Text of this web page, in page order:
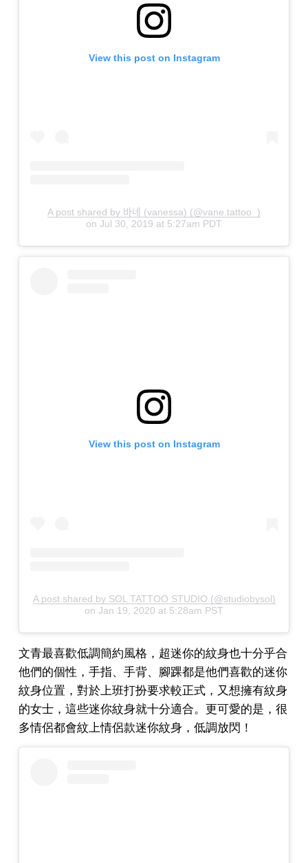
View this post on Instagram
A post shared by 바네 (vanessa) (@vane.tattoo_)
on Jul 30, 2019 at 5:27am PDT
View this post on Instagram
A post shared by SOL TATTOO STUDIO (@studiobysol)
on Jan 19, 2020 at 5:28am PST
文青最喜歡低調簡約風格，超迷你的紋身也十分乎合
他們的個性，手指、手背、腳踝都是他們喜歡的迷你
紋身位置，對於上班打扮要求較正式，又想擁有紋身
的女士，這些迷你紋身就十分適合。更可愛的是，很
多情侶都會紋上情侶款迷你紋身，低調放閃！